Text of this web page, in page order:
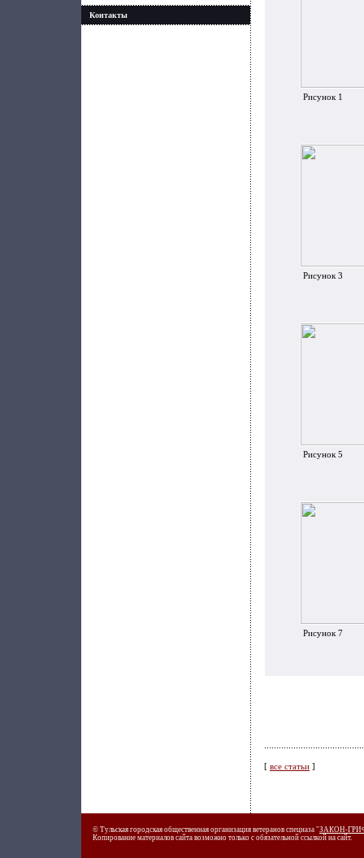
Контакты
Рисунок 1
Рисунок 3
Рисунок 5
Рисунок 7
[ все статьи ]
© Тульская городская общественная организация ветеранов спецназа "ЗАКОН-
Копирование материалов сайта возможно только с обязательной ссылкой на сайт.